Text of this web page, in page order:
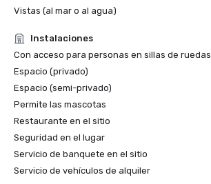
Vistas (al mar o al agua)
Instalaciones
Con acceso para personas en sillas de ruedas
Espacio (privado)
Espacio (semi-privado)
Permite las mascotas
Restaurante en el sitio
Seguridad en el lugar
Servicio de banquete en el sitio
Servicio de vehículos de alquiler